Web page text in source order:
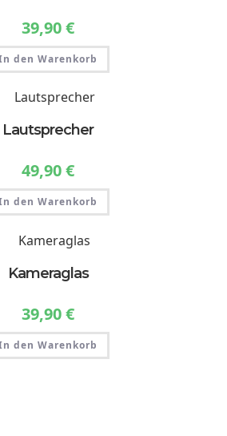
39,90€
den Warenkorb
Lautsprecher
49,90€
den Warenkorb
Kameraglas
39,90€
den Warenkorb